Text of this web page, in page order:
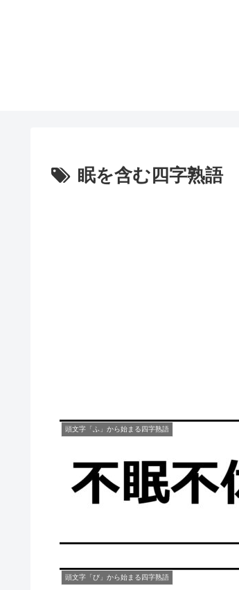
眠を含む四字熟語
頭文字「ふ」から始まる四字熟語
頭文字「び」から始まる四字熟語